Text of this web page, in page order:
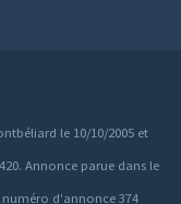
le 10/10/2005 et
Annonce parue dans le
d'annonce 374